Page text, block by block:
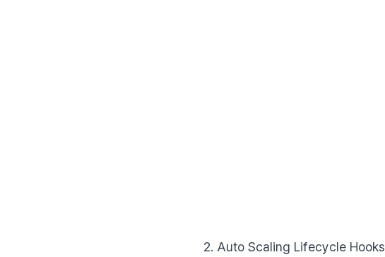
2. Auto Scaling Lifecycle Hooks